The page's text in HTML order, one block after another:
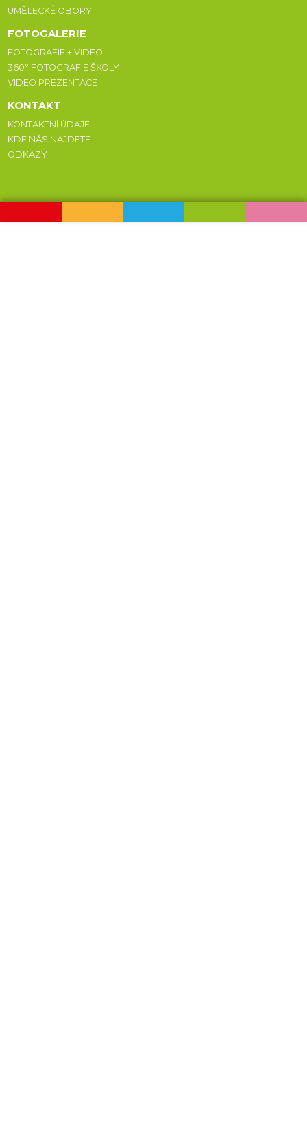
UMĚLECKÉ OBORY
FOTOGALERIE
FOTOGRAFIE + VIDEO
360° FOTOGRAFIE ŠKOLY
VIDEO PREZENTACE
KONTAKT
KONTAKTNÍ ÚDAJE
KDE NÁS NAJDETE
ODKAZY